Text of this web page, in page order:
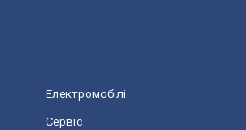
Електромобілі
Сервіс